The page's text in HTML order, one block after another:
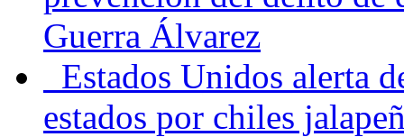
Guerra Álvarez
Estados Unidos alerta
estados por chiles